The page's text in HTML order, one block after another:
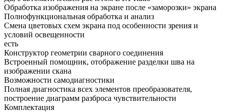
Обработка изображения на экране после «заморозки» экрана
Полнофункциональная обработка и анализ
Смена цветовых схем экрана под особенности зрения и
условий освещенности
есть
Конструктор геометрии сварного соединения
Встроенный помощник, отображение разделки шва на
изображении скана
Возможности самодиагностики
Полная диагностика всех элементов преобразователя,
построение диаграмм разброса чувствительности
Комплектация